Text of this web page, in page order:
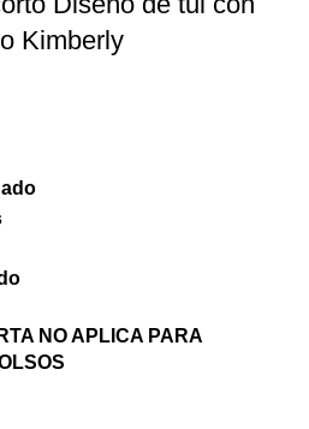
Kimberly
NO APLICA PARA